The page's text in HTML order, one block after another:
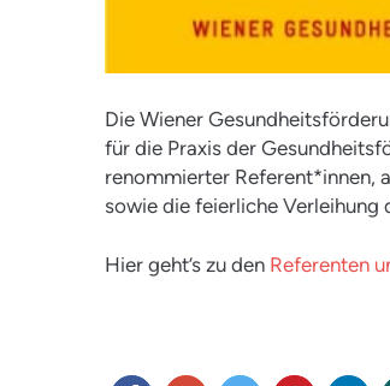
Die Wiener
für die Praxis der
renommierter Referent*innen,
sowie die feierliche Verleihung
Hier geht’s zu den Referenten